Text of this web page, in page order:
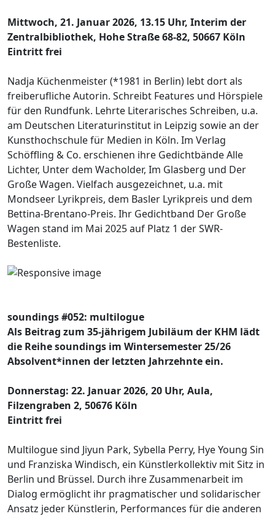
Mittwoch, 21. Januar 2026, 13.15 Uhr, Interim der
Zentralbibliothek, Hohe Straße 68-82, 50667 Köln
Eintritt frei
Nadja Küchenmeister (*1981 in Berlin) lebt dort als
freiberufliche Autorin. Schreibt Features und Hörspiele
für den Rundfunk. Lehrte Literarisches Schreiben, u.a.
am Deutschen Literaturinstitut in Leipzig sowie an der
Kunsthochschule für Medien in Köln. Im Verlag
Schöffling & Co. erschienen ihre Gedichtbände Alle
Lichter, Unter dem Wacholder, Im Glasberg und Der
Große Wagen. Vielfach ausgezeichnet, u.a. mit
Mondseer Lyrikpreis, dem Basler Lyrikpreis und dem
Bettina-Brentano-Preis. Ihr Gedichtband Der Große
Wagen stand im Mai 2025 auf Platz 1 der SWR-
Bestenliste.
soundings #052: multilogue
Als Beitrag zum 35-jährigem Jubiläum der KHM lädt
die Reihe soundings im Wintersemester 25/26
Absolvent*innen der letzten Jahrzehnte ein.
Donnerstag: 22. Januar 2026, 20 Uhr, Aula,
Filzengraben 2, 50676 Köln
Eintritt frei
Multilogue sind Jiyun Park, Sybella Perry, Hye Young Sin
und Franziska Windisch, ein Künstlerkollektiv mit Sitz in
Berlin und Brüssel. Durch ihre Zusammenarbeit im
Dialog ermöglicht ihr pragmatischer und solidarischer
Ansatz jeder Künstlerin, Performances für die anderen